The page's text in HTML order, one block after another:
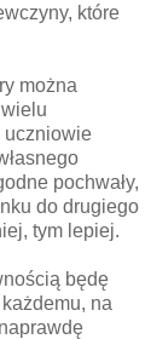
które
można
uczniowie
pochwały,
do drugiego
tym lepiej.
będę
na